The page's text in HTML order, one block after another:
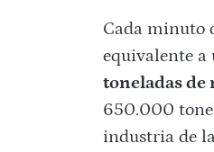
Cada minuto
equivalente a
toneladas de
650.000
industria de